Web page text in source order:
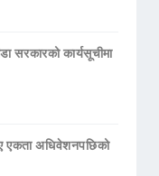
सरकारको कार्यसूचीमा
एकता अधिवेशनपछिको